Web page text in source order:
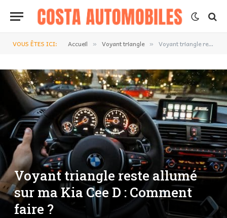
VOUS ÊTES ICI: Accueil » Voyant triangle » Voyant triangle reste allumé sur ma Kia Cee D : Comment faire ?
Voyant triangle reste allumé
sur ma Kia Cee D : Comment
faire ?